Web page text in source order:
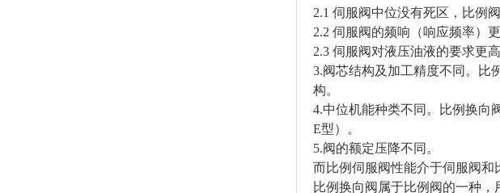
2.1 伺服阀中位没有死区，比例
2.2 伺服阀的频响（响应频率）
2.3 伺服阀对液压油液的要求更
3.阀芯结构及加工精度不同。比
构。
4.中位机能种类不同。比例换向
E型）。
5.阀的额定压降不同。
而比例伺服阀性能介于伺服阀和
比例换向阀属于比例阀的一种，